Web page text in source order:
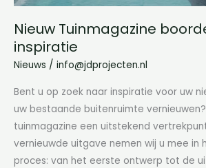
Nieuw Tuinmagazine
inspiratie
Nieuws / info@jdprojecten.nl
Bent u op zoek naar inspiratie voor uw
uw bestaande buitenruimte
tuinmagazine een uitstekend
vernieuwde uitgave nemen wij u mee in
proces: van het eerste ontwerp tot de